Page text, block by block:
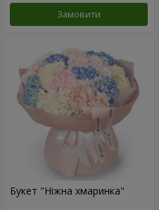
Замовити
Букет "Ніжна хмаринка"